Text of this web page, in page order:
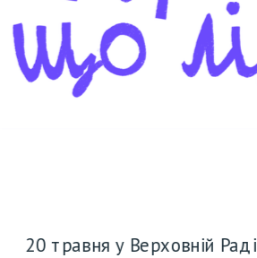
20 травня у Верховній Раді